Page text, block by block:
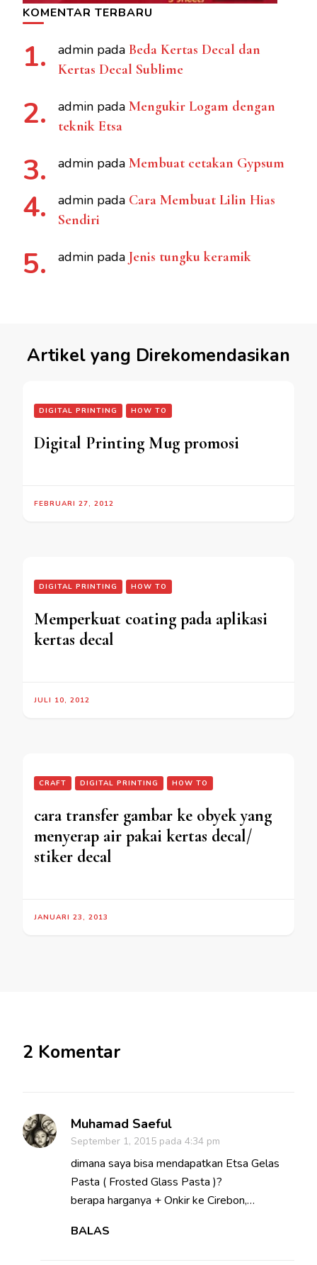
KOMENTAR TERBARU
admin pada Beda Kertas Decal dan
Kertas Decal Sublime
admin pada Mengukir Logam dengan
teknik Etsa
admin pada Membuat cetakan Gypsum
admin pada Cara Membuat Lilin Hias
Sendiri
admin pada Jenis tungku keramik
Artikel yang Direkomendasikan
DIGITAL PRINTING HOW TO
Digital Printing Mug promosi
FEBRUARI 27, 2012
DIGITAL PRINTING HOW TO
Memperkuat coating pada aplikasi
kertas decal
JULI 10, 2012
CRAFT DIGITAL PRINTING HOW TO
cara transfer gambar ke obyek yang
menyerap air pakai kertas decal/
stiker decal
JANUARI 23, 2013
2 Komentar
Muhamad Saeful
September 1, 2015 pada 4:34 pm
dimana saya bisa mendapatkan Etsa Gelas
Pasta ( Frosted Glass Pasta )?
berapa harganya + Onkir ke Cirebon,…
BALAS